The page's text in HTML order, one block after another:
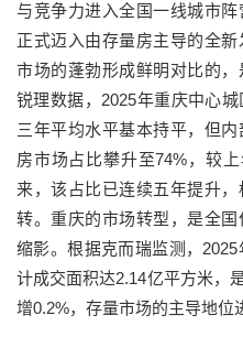
与竞争力进入全国一线城市
正式迈入由存量房主导的全
市场的蓬勃形成鲜明对比的
锐理数据，2025年重庆中心
三年平均水平基本持平，但
房市场占比攀升至74%，较
来，该占比已连续五年提升
转。重庆的市场转型，是全
缩影。根据克而瑞监测，
计成交面积达2.14亿平方米，
增0.2%，存量市场的主导地位